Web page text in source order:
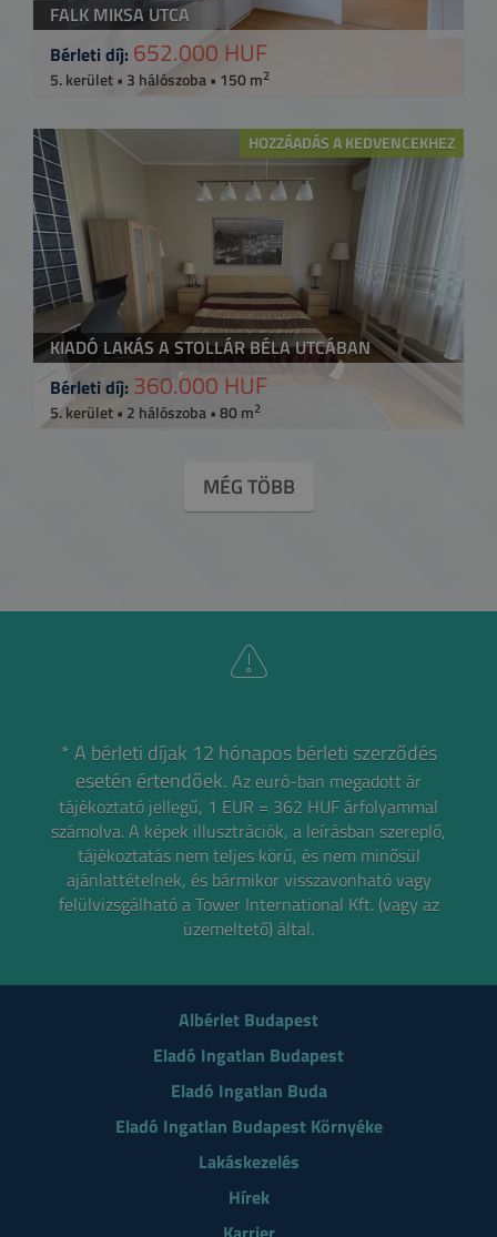
FALK MIKSA UTCA
Bérleti díj: 652.000 HUF
5. kerület • 3 hálószoba • 150 m2
HOZZÁADÁS A KEDVENCEKHEZ
KIADÓ LAKÁS A STOLLÁR BÉLA UTCÁBAN
Bérleti díj: 360.000 HUF
5. kerület • 2 hálószoba • 80 m2
MÉG TÖBB
* A bérleti díjak 12 hónapos bérleti szerződés
esetén értendőek. Az euró-ban megadott ár
tájékoztató jellegű, 1 EUR = 362 HUF árfolyammal
számolva.A képek illusztrációk, a leírásban szereplő,
tájékoztatás nem teljes körű, és nem minősül
ajánlattételnek, és bármikor visszavonható vagy
felülvizsgálható a Tower International Kft. (vagy az
üzemeltető) által.
Albérlet Budapest
Eladó Ingatlan Budapest
Eladó Ingatlan Buda
Eladó Ingatlan Budapest Környéke
Lakáskezelés
Hírek